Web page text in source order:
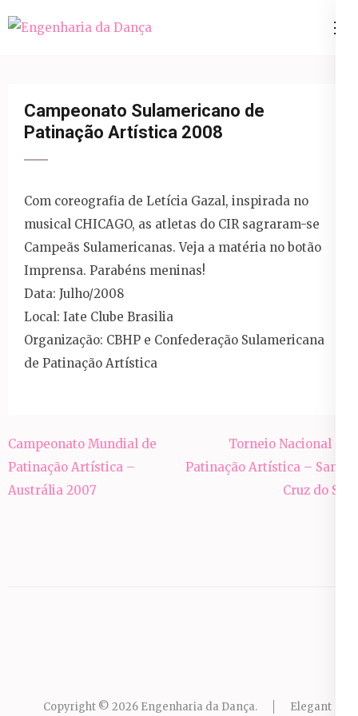
para
(Pressione
Enter)
Campeonato Sulamericano de
Patinação Artística 2008
Com coreografia de Letícia Gazal, inspirada no
musical CHICAGO, as atletas do CIR sagraram-se
Campeãs Sulamericanas. Veja a matéria no botão
Imprensa. Parabéns meninas!
Data: Julho/2008
Local: Iate Clube Brasilia
Organização: CBHP e Confederação Sulamericana
de Patinação Artística
Navegação
de
Post
Campeonato Mundial de
Patinação Artística –
Austrália 2007
Torneio Nacional de
Patinação Artística – Santa
Cruz do Sul
Copyright © 2026 Engenharia da Dança. Elegant